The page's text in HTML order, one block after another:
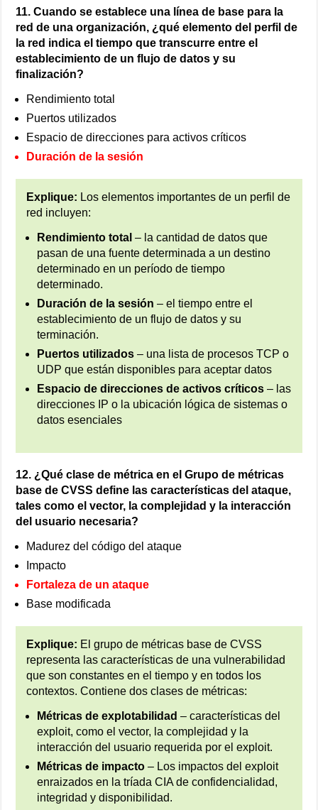
11. Cuando se establece una línea de base para la
red de una organización, ¿qué elemento del perfil de
la red indica el tiempo que transcurre entre el
establecimiento de un flujo de datos y su
finalización?
Rendimiento total
Puertos utilizados
Espacio de direcciones para activos críticos
Duración de la sesión
Explique: Los elementos importantes de un perfil de
red incluyen:
Rendimiento total – la cantidad de datos que
pasan de una fuente determinada a un destino
determinado en un período de tiempo
determinado.
Duración de la sesión – el tiempo entre el
establecimiento de un flujo de datos y su
terminación.
Puertos utilizados – una lista de procesos TCP o
UDP que están disponibles para aceptar datos
Espacio de direcciones de activos críticos – las
direcciones IP o la ubicación lógica de sistemas o
datos esenciales
12. ¿Qué clase de métrica en el Grupo de métricas
base de CVSS define las características del ataque,
tales como el vector, la complejidad y la interacción
del usuario necesaria?
Madurez del código del ataque
Impacto
Fortaleza de un ataque
Base modificada
Explique: El grupo de métricas base de CVSS
representa las características de una vulnerabilidad
que son constantes en el tiempo y en todos los
contextos. Contiene dos clases de métricas:
Métricas de explotabilidad – características del
exploit, como el vector, la complejidad y la
interacción del usuario requerida por el exploit.
Métricas de impacto – Los impactos del exploit
enraizados en la tríada CIA de confidencialidad,
integridad y disponibilidad.